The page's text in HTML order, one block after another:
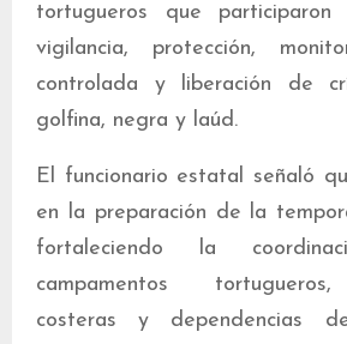
tortugueros que
vigilancia, protección,
controlada y liberación de
golfina, negra y laúd.
El funcionario estatal señaló
en la preparación de la
fortaleciendo la
campamentos
costeras y dependencias